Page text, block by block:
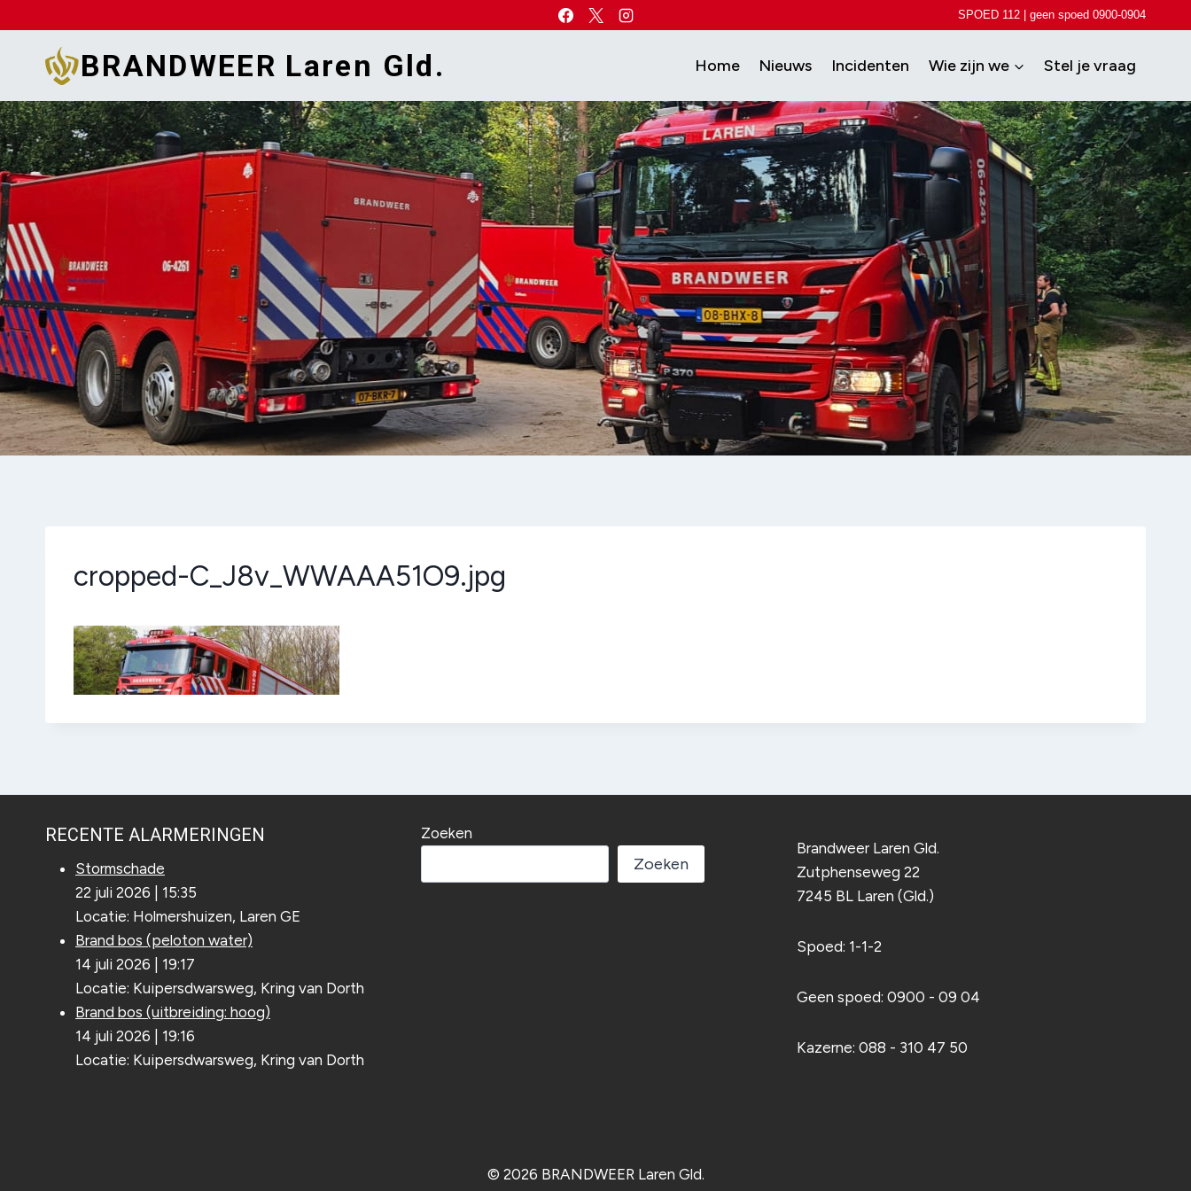
naar
SPOED 112 | geen spoed 0900-0904
BRANDWEER Laren Gld. Home Nieuws Incidenten Wie zijn we Stel je vraag
cropped-C_J8v_WWAAA51O9.jpg
RECENTE ALARMERINGEN
Stormschade
22 juli 2026
15:35
Locatie: Holmershuizen, Laren GE
Brand bos (peloton water)
14 juli 2026
19:17
Locatie: Kuipersdwarsweg, Kring van Dorth
Brand bos (uitbreiding: hoog)
14 juli 2026
19:16
Locatie: Kuipersdwarsweg, Kring van Dorth
Zoeken
Zoeken
Brandweer Laren Gld.
Zutphenseweg 22
7245 BL Laren (Gld.)
Spoed: 1-1-2
Geen spoed: 0900 - 09 04
Kazerne: 088 - 310 47 50
© 2026 BRANDWEER Laren Gld.